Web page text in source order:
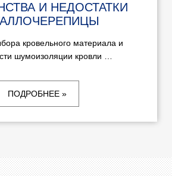
И НЕДОСТАТКИ
кровельного материала и
шумоизоляции кровли …
ПОДРОБНЕЕ »